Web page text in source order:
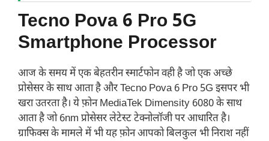
Tecno Pova 6 Pro 5G
Smartphone Processor
आज के समय में एक बेहतरीन स्मार्टफोन वही है जो एक अच्छे
प्रोसेसर के साथ आता है और Tecno Pova 6 Pro 5G इसपर भी
खरा उतरता है। ये फ़ोन MediaTek Dimensity 6080 के साथ
आता है जो 6nm प्रोसेसर लेटेस्ट टेक्नोलॉजी पर आधारित है।
ग्राफिक्स के मामले में भी यह फ़ोन आपको बिलकुल भी निराश नहीं